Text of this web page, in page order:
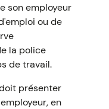
son employeur
ou de
la police
de travail.
présenter
en